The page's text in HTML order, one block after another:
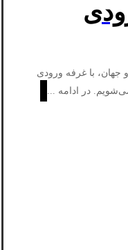
با غرفه ورودی
در ادامه ...